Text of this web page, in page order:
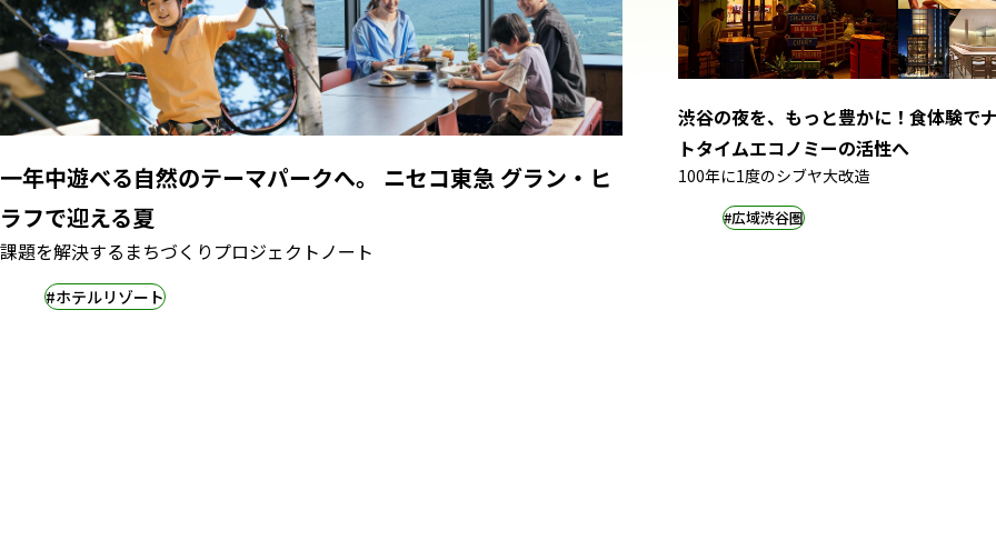
一年中遊べる自然のテーマパークへ。 ニセコ東急 グラン・ヒ
ラフで迎える夏
課題を解決するまちづくりプロジェクトノート
#ホテルリゾート
渋谷の夜を、もっと豊かに！食体験で
トタイムエコノミーの活性へ
100年に1度のシブヤ大改造
#広域渋谷圏